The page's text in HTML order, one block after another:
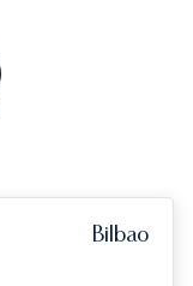
Bilbao